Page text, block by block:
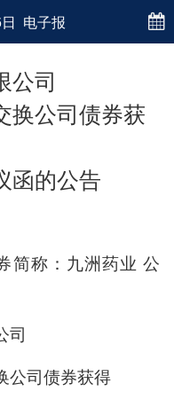
电子报
公司
换公司债券获
函的公告
简称：九洲药业 公
司
公司债券获得